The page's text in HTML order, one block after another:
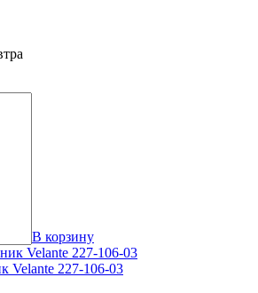
В корзину
Velante 227-106-03